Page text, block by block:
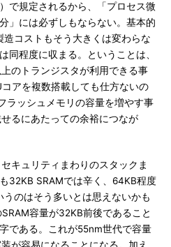
で規定されるから、「プロセス微
」には必ずしもならない。基本的
コストもそう大きくは変わらな
同程度に収まる。ということは、
のトランジスタが利用できる事
アを複数搭載しても仕方ないの
ラッシュメモリの容量を増やす事
るにあたっての余裕につなが
キュリティまわりのスタックま
32KB SRAMでは辛く、64KB程度
のはそう多いとは思えないかも
容量が32KB前後であること
である。これが55nm世代で容量